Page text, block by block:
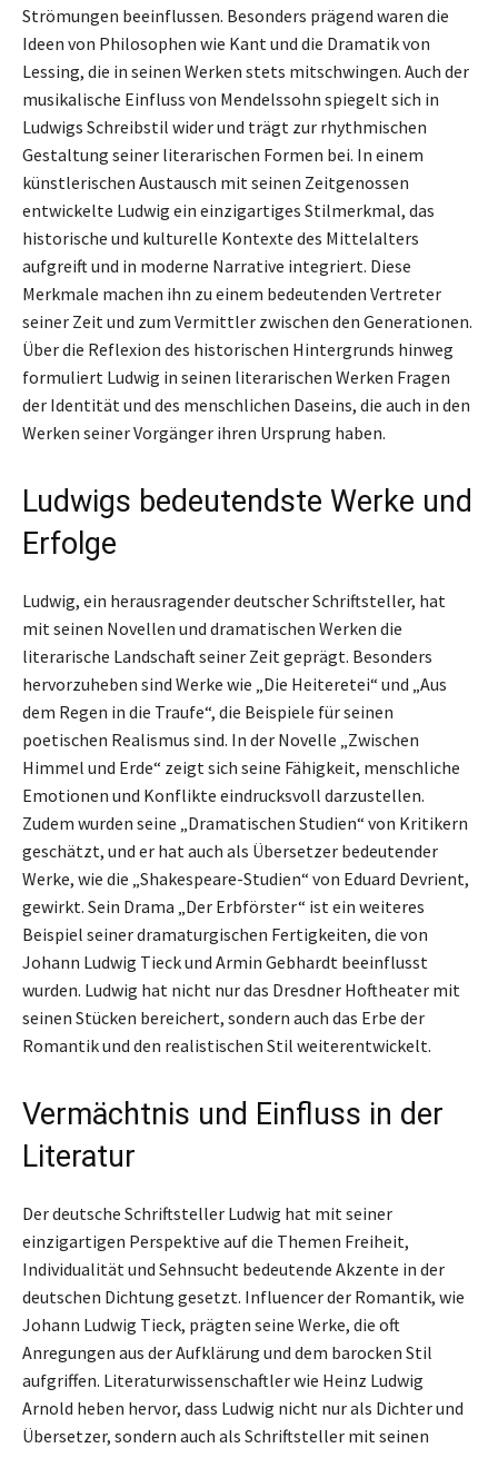
Strömungen beeinflussen. Besonders prägend waren die
Ideen von Philosophen wie Kant und die Dramatik von
Lessing, die in seinen Werken stets mitschwingen. Auch der
musikalische Einfluss von Mendelssohn spiegelt sich in
Ludwigs Schreibstil wider und trägt zur rhythmischen
Gestaltung seiner literarischen Formen bei. In einem
künstlerischen Austausch mit seinen Zeitgenossen
entwickelte Ludwig ein einzigartiges Stilmerkmal, das
historische und kulturelle Kontexte des Mittelalters
aufgreift und in moderne Narrative integriert. Diese
Merkmale machen ihn zu einem bedeutenden Vertreter
seiner Zeit und zum Vermittler zwischen den Generationen.
Über die Reflexion des historischen Hintergrunds hinweg
formuliert Ludwig in seinen literarischen Werken Fragen
der Identität und des menschlichen Daseins, die auch in den
Werken seiner Vorgänger ihren Ursprung haben.
Ludwigs bedeutendste Werke und
Erfolge
Ludwig, ein herausragender deutscher Schriftsteller, hat
mit seinen Novellen und dramatischen Werken die
literarische Landschaft seiner Zeit geprägt. Besonders
hervorzuheben sind Werke wie „Die Heiteretei“ und „Aus
dem Regen in die Traufe“, die Beispiele für seinen
poetischen Realismus sind. In der Novelle „Zwischen
Himmel und Erde“ zeigt sich seine Fähigkeit, menschliche
Emotionen und Konflikte eindrucksvoll darzustellen.
Zudem wurden seine „Dramatischen Studien“ von Kritikern
geschätzt, und er hat auch als Übersetzer bedeutender
Werke, wie die „Shakespeare-Studien“ von Eduard Devrient,
gewirkt. Sein Drama „Der Erbförster“ ist ein weiteres
Beispiel seiner dramaturgischen Fertigkeiten, die von
Johann Ludwig Tieck und Armin Gebhardt beeinflusst
wurden. Ludwig hat nicht nur das Dresdner Hoftheater mit
seinen Stücken bereichert, sondern auch das Erbe der
Romantik und den realistischen Stil weiterentwickelt.
Vermächtnis und Einfluss in der
Literatur
Der deutsche Schriftsteller Ludwig hat mit seiner
einzigartigen Perspektive auf die Themen Freiheit,
Individualität und Sehnsucht bedeutende Akzente in der
deutschen Dichtung gesetzt. Influencer der Romantik, wie
Johann Ludwig Tieck, prägten seine Werke, die oft
Anregungen aus der Aufklärung und dem barocken Stil
aufgriffen. Literaturwissenschaftler wie Heinz Ludwig
Arnold heben hervor, dass Ludwig nicht nur als Dichter und
Übersetzer, sondern auch als Schriftsteller mit seinen